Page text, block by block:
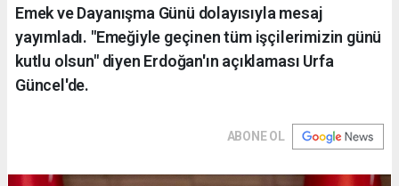
Emek ve Dayanışma Günü dolayısıyla mesaj
yayımladı. "Emeğiyle geçinen tüm işçilerimizin günü
kutlu olsun" diyen Erdoğan'ın açıklaması Urfa
Güncel'de.
ABONE OL